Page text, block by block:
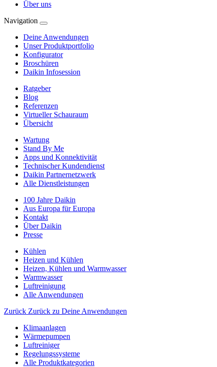
Über uns
Navigation
Deine Anwendungen
Unser Produktportfolio
Konfigurator
Broschüren
Daikin Infosession
Ratgeber
Blog
Referenzen
Virtueller Schauraum
Übersicht
Wartung
Stand By Me
Apps und Konnektivität
Technischer Kundendienst
Daikin Partnernetzwerk
Alle Dienstleistungen
100 Jahre Daikin
Aus Europa für Europa
Kontakt
Über Daikin
Presse
Kühlen
Heizen und Kühlen
Heizen, Kühlen und Warmwasser
Warmwasser
Luftreinigung
Alle Anwendungen
Zurück Zurück zu Deine Anwendungen
Klimaanlagen
Wärmepumpen
Luftreiniger
Regelungssysteme
Alle Produktkategorien